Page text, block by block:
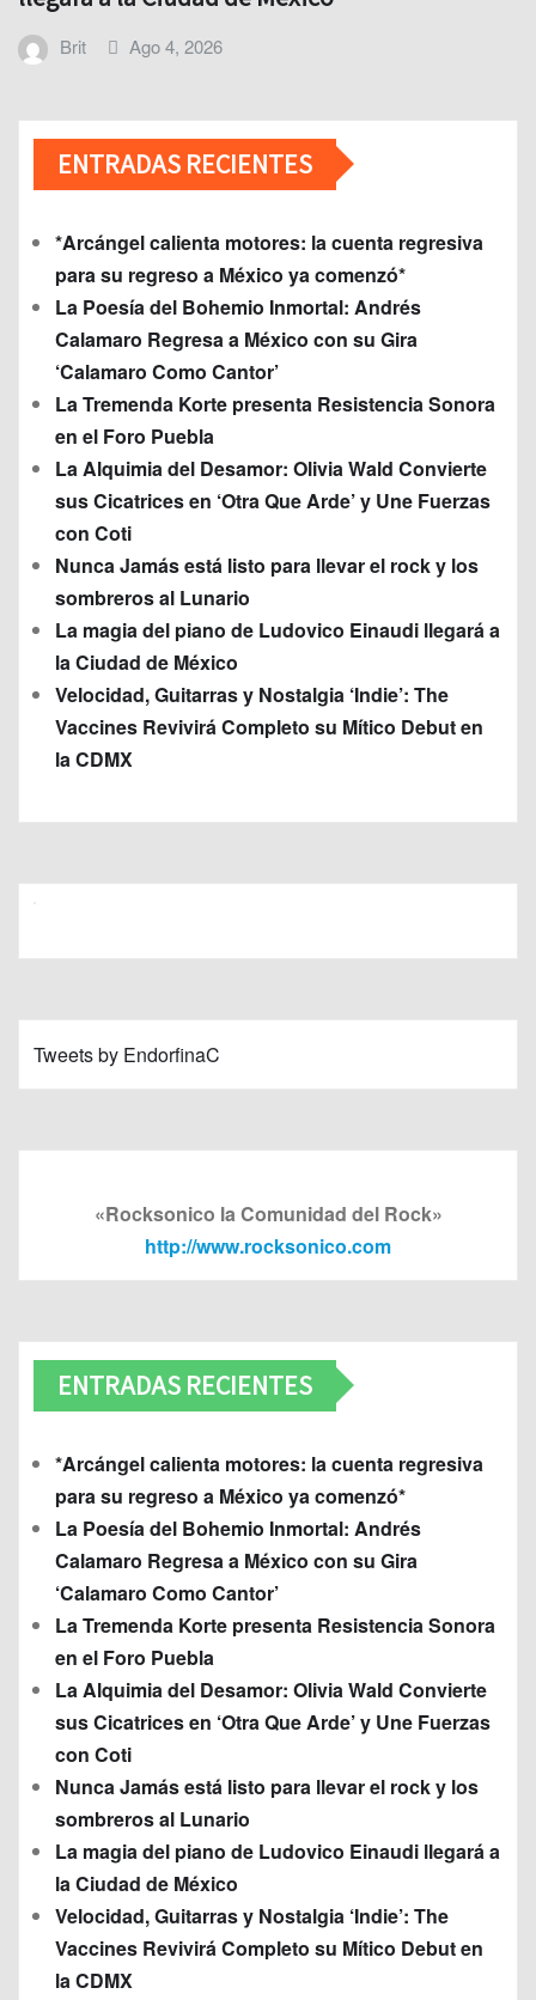
Brit Ago 4, 2026
ENTRADAS RECIENTES
*Arcángel calienta motores: la cuenta regresiva
para su regreso a México ya comenzó*
La Poesía del Bohemio Inmortal: Andrés
Calamaro Regresa a México con su Gira
‘Calamaro Como Cantor’
La Tremenda Korte presenta Resistencia Sonora
en el Foro Puebla
La Alquimia del Desamor: Olivia Wald Convierte
sus Cicatrices en ‘Otra Que Arde’ y Une Fuerzas
con Coti
Nunca Jamás está listo para llevar el rock y los
sombreros al Lunario
La magia del piano de Ludovico Einaudi llegará a
la Ciudad de México
Velocidad, Guitarras y Nostalgia ‘Indie’: The
Vaccines Revivirá Completo su Mítico Debut en
la CDMX
Tweets by EndorfinaC
«Rocksonico la Comunidad del Rock»
http://www.rocksonico.com
ENTRADAS RECIENTES
*Arcángel calienta motores: la cuenta regresiva
para su regreso a México ya comenzó*
La Poesía del Bohemio Inmortal: Andrés
Calamaro Regresa a México con su Gira
‘Calamaro Como Cantor’
La Tremenda Korte presenta Resistencia Sonora
en el Foro Puebla
La Alquimia del Desamor: Olivia Wald Convierte
sus Cicatrices en ‘Otra Que Arde’ y Une Fuerzas
con Coti
Nunca Jamás está listo para llevar el rock y los
sombreros al Lunario
La magia del piano de Ludovico Einaudi llegará a
la Ciudad de México
Velocidad, Guitarras y Nostalgia ‘Indie’: The
Vaccines Revivirá Completo su Mítico Debut en
la CDMX